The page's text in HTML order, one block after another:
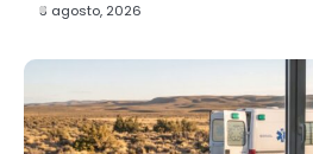
3 agosto, 2026